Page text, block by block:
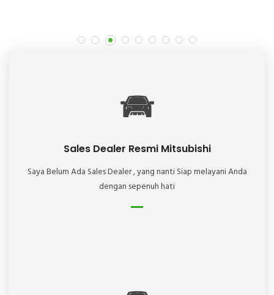
Sales Dealer Resmi Mitsubishi
Saya Belum Ada Sales Dealer , yang nanti Siap melayani Anda
dengan sepenuh hati